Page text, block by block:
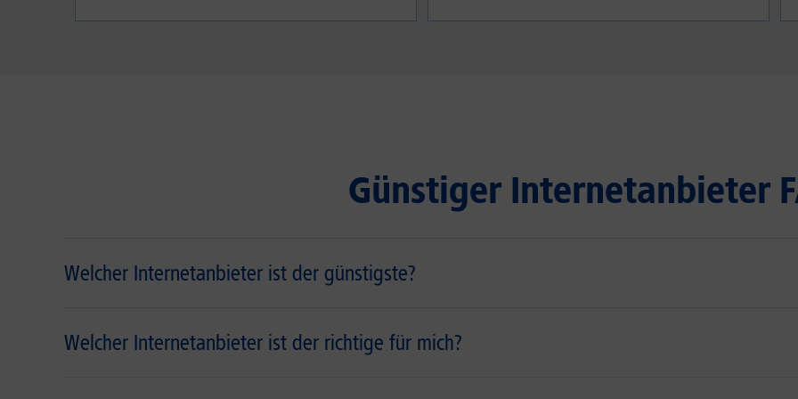
Günstiger Internetanbieter
Welcher Internetanbieter ist der günstigste?
Welcher Internetanbieter ist der richtige für mich?